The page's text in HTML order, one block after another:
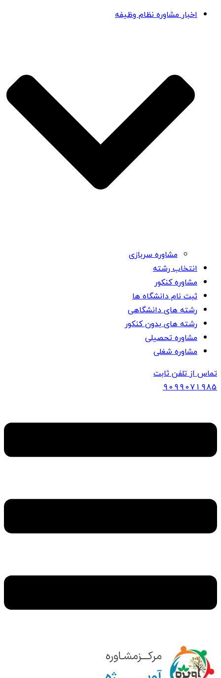
اخبار مشاوره نظام وظیفه
مشاوره سربازی
انتخاب رشته
مشاوره کنکور
ثبت نام دانشگاه ها
رشته های دانشگاهی
رشته های بدون کنکور
مشاوره تحصیلی
مشاوره شغلی
تماس از تلفن ثابت
9099071985